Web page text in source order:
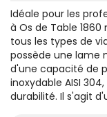
Idéale pour les
à Os de Table
tous les types de
possède une lame
d'une capacité de
inoxydable AISI
durabilité. Il s'agit